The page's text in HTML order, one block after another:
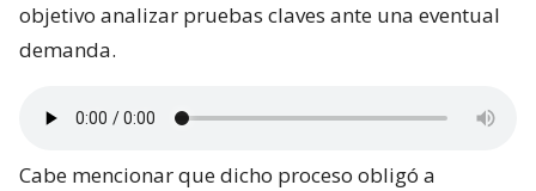
objetivo analizar pruebas claves ante una eventual
demanda.
Cabe mencionar que dicho proceso obligó a